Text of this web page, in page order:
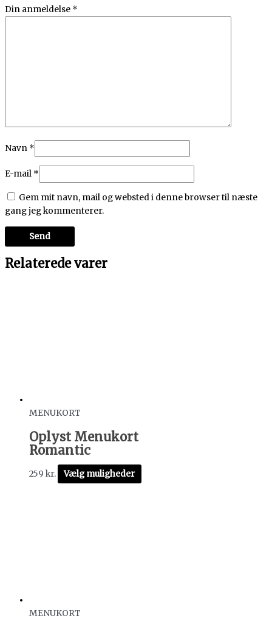
Din anmeldelse *
Navn *
E-mail *
Gem mit navn, mail og websted i denne browser til næste
gang jeg kommenterer.
Relaterede varer
MENUKORT
Oplyst Menukort
Romantic
259 kr. Vælg muligheder
MENUKORT